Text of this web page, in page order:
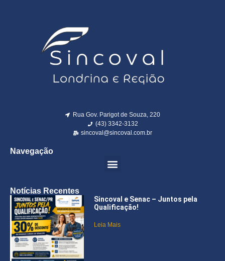
Rua Gov. Parigot de Souza, 220
(43) 3342-3132
sincoval@sincoval.com.br
Navegação
Notícias Recentes
Sincoval e Senac – Juntos pela
Qualificação!
Leia Mais